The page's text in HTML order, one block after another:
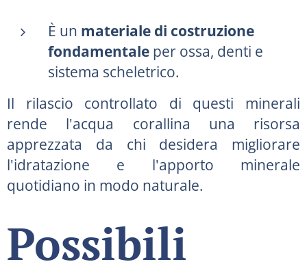
È un materiale di costruzione
fondamentale per ossa, denti e
sistema scheletrico.
Il rilascio controllato di questi minerali
rende l'acqua corallina una risorsa
apprezzata da chi desidera migliorare
l'idratazione e l'apporto minerale
quotidiano in modo naturale.
Possibili